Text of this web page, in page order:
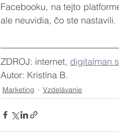
Facebooku, na tejto
ale neuvidia, čo ste nastavili.
ZDROJ: internet,
Autor: Kristína B.
Marketing Vzdelávanie